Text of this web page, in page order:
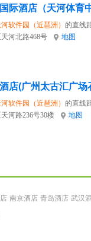
际酒店（天河体育
软件园（近琶洲） 的直线
河北路468号 地图
店(广州太古汇广场
软件园（近琶洲） 的直线
河路236号30楼 地图
南京酒店 青岛酒店 武汉